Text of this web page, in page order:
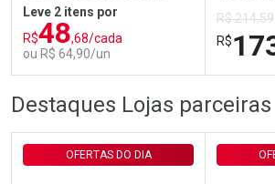
Leve 2 itens por
R$48,68/cada
ou R$ 64,90/un
FECHAR
Laboratório
FECHAR
Por Menos
R$ 214,59
R$
Por
Destaques Lojas parceiras
OFERTAS DO DIA